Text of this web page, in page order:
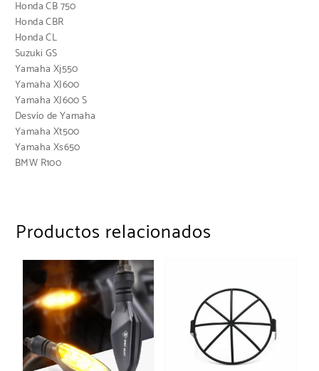
Honda CB 750
Honda CBR
Honda CL
Suzuki GS
Yamaha Xj550
Yamaha XJ600
Yamaha XJ600 S
Desvío de Yamaha
Yamaha Xt500
Yamaha Xs650
BMW R100
Productos relacionados